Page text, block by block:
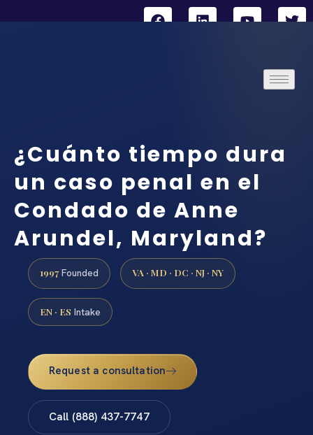
¿Cuánto tiempo dura
un caso penal en el
Condado de Anne
Arundel, Maryland?
1997 Founded VA · MD · DC · NJ · NY
EN · ES Intake
Request a consultation
Call (888) 437-7747